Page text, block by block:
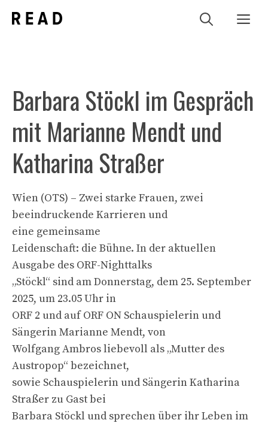
Inhalt
Barbara Stöckl im Gespräch
mit Marianne Mendt und
Katharina Straßer
Wien (OTS) – Zwei starke Frauen, zwei
beeindruckende Karrieren und
eine gemeinsame
Leidenschaft: die Bühne. In der aktuellen
Ausgabe des ORF-Nighttalks
„Stöckl“ sind am Donnerstag, dem 25. September
2025, um 23.05 Uhr in
ORF 2 und auf ORF ON Schauspielerin und
Sängerin Marianne Mendt, von
Wolfgang Ambros liebevoll als „Mutter des
Austropop“ bezeichnet,
sowie Schauspielerin und Sängerin Katharina
Straßer zu Gast bei
Barbara Stöckl und sprechen über ihr Leben im